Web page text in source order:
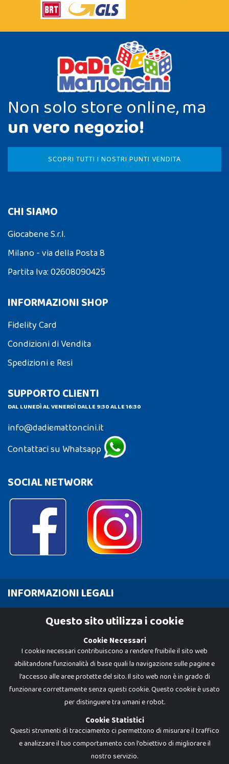
Non solo store online, ma
un vero negozio!
SCOPRI TUTTI I NOSTRI PUNTI VENDITA
CHI SIAMO
Giocabene S.r.l.
Milano - via della Posta 8
Partita Iva: 02608090425
INFORMAZIONI SHOP
Fidelity Card
Condizioni di Vendita
Spedizioni e Resi
SUPPORTO CLIENTI
DAL LUNEDÌ AL VENERDÌ DALLE 9:30 ALLE 16:30
info@dadiemattoncini.it
Contattaci su Whatsapp
SOCIAL NETWORK
INFORMAZIONI LEGALI
Cookie Policy
Dadi e Mattoncini è un brand di Giocabene Srl. Ogni riproduzione o utilizzo non
Questo sito utilizza i cookie
Cookie Necessari
I cookie necessari contribuiscono a rendere fruibile il sito web
abilitandone funzionalità di base quali la navigazione sulle pagine e
l'accesso alle aree protette del sito. Il sito web non è in grado di
funzionare correttamente senza questi cookie. Questo cookie è usato
per distinguere tra umani e robot.
Cookie Statistici
Questi strumenti di tracciamento ci permettono di misurare il traffico
e analizzare il tuo comportamento con l'obiettivo di migliorare il
nostro servizio.